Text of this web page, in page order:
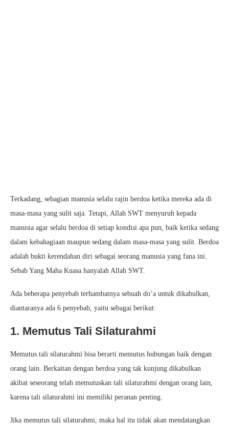
Terkadang, sebagian manusia selalu rajin berdoa ketika mereka ada di
masa-masa yang sulit saja. Tetapi, Allah SWT menyuruh kepada
manusia agar selalu berdoa di setiap kondisi apa pun, baik ketika sedang
dalam kebahagiaan maupun sedang dalam masa-masa yang sulit. Berdoa
adalah bukti kerendahan diri sebagai seorang manusia yang fana ini.
Sebab Yang Maha Kuasa hanyalah Allah SWT.
Ada beberapa penyebab terhambatnya sebuah do’a untuk dikabulkan,
diantaranya ada 6 penyebab, yaitu sebagai berikut:
1. Memutus Tali Silaturahmi
Memutus tali silaturahmi bisa berarti memutus hubungan baik dengan
orang lain. Berkaitan dengan berdoa yang tak kunjung dikabulkan
akibat seseorang telah memutuskan tali silaturahmi dengan orang lain,
karena tali silaturahmi ini memiliki peranan penting.
Jika memutus tali silaturahmi, maka hal itu tidak akan mendatangkan